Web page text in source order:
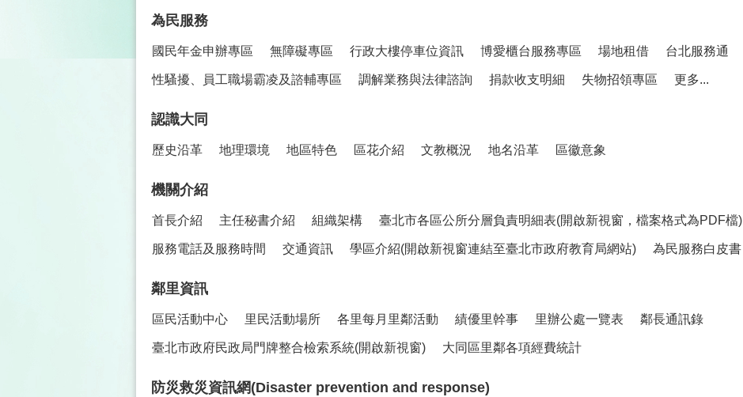
為民服務
國民年金申辦專區 無障礙專區 行政大樓停車位資訊 博愛櫃台服務專區 場地租借 台北服務通
性騷擾、員工職場霸凌及諮輔專區 調解業務與法律諮詢 捐款收支明細 失物招領專區 更多...
認識大同
歷史沿革 地理環境 地區特色 區花介紹 文教概況 地名沿革 區徽意象
機關介紹
首長介紹 主任秘書介紹 組織架構 臺北市各區公所分層負責明細表(開啟新視窗，檔案格式為PDF檔)
服務電話及服務時間 交通資訊 學區介紹(開啟新視窗連結至臺北市政府教育局網站) 為民服務白皮書
鄰里資訊
區民活動中心 里民活動場所 各里每月里鄰活動 績優里幹事 里辦公處一覽表 鄰長通訊錄
臺北市政府民政局門牌整合檢索系統(開啟新視窗) 大同區里鄰各項經費統計
防災救災資訊網(Disaster prevention and response)